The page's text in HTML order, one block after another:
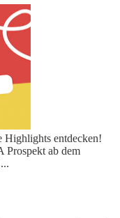
Highlights entdecken!
Prospekt ab dem
...